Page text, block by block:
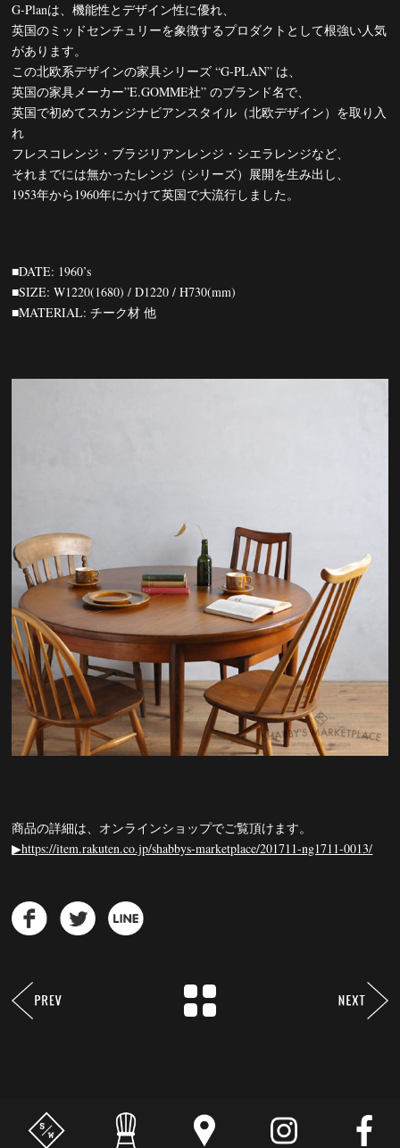
G-Planは、機能性とデザイン性に優れ、
英国のミッドセンチュリーを象徴するプロダクトとして根強い人気
があります。
この北欧系デザインの家具シリーズ “G-PLAN” は、
英国の家具メーカー”E.GOMME社” のブランド名で、
英国で初めてスカンジナビアンスタイル（北欧デザイン）を取り入
れ
フレスコレンジ・ブラジリアンレンジ・シエラレンジなど、
それまでには無かったレンジ（シリーズ）展開を生み出し、
1953年から1960年にかけて英国で大流行しました。
■DATE: 1960’s
■SIZE: W1220(1680) / D1220 / H730(mm)
■MATERIAL: チーク材 他
商品の詳細は、オンラインショップでご覧頂けます。
▶︎https://item.rakuten.co.jp/shabbys-marketplace/201711-ng1711-0013/
© shabby’s marketplace. All Rights Reserved.